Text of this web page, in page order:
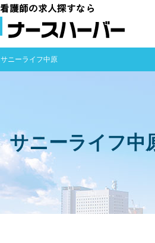
サニーライフ中原
サニーライフ中